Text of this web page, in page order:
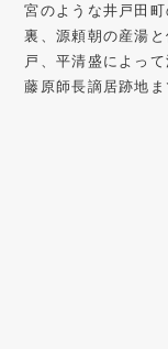
宮のような井戸田
裏、源頼朝の産湯
戸、平清盛によっ
藤原師長謫居跡地ま